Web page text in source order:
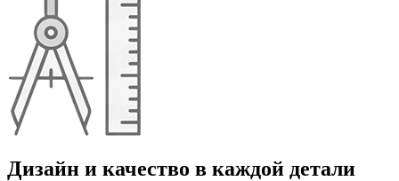
Дизайн и качество в каждой детали